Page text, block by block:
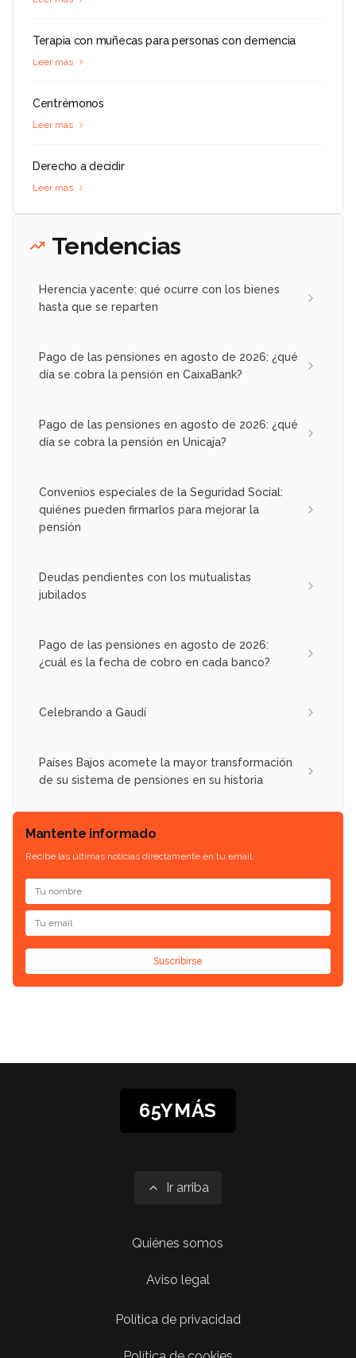
Terapia con muñecas para personas con demencia
Leer más
Centrémonos
Leer más
Derecho a decidir
Leer más
Tendencias
Herencia yacente: qué ocurre con los bienes
hasta que se reparten
Pago de las pensiones en agosto de 2026: ¿qué
día se cobra la pensión en CaixaBank?
Pago de las pensiones en agosto de 2026: ¿qué
día se cobra la pensión en Unicaja?
Convenios especiales de la Seguridad Social:
quiénes pueden firmarlos para mejorar la
pensión
Deudas pendientes con los mutualistas
jubilados
Pago de las pensiones en agosto de 2026:
¿cuál es la fecha de cobro en cada banco?
Celebrando a Gaudí
Países Bajos acomete la mayor transformación
de su sistema de pensiones en su historia
Mantente informado
Recibe las últimas noticias directamente en tu email.
Suscribirse
65YMÁS
Ir arriba
Quiénes somos
Aviso legal
Política de privacidad